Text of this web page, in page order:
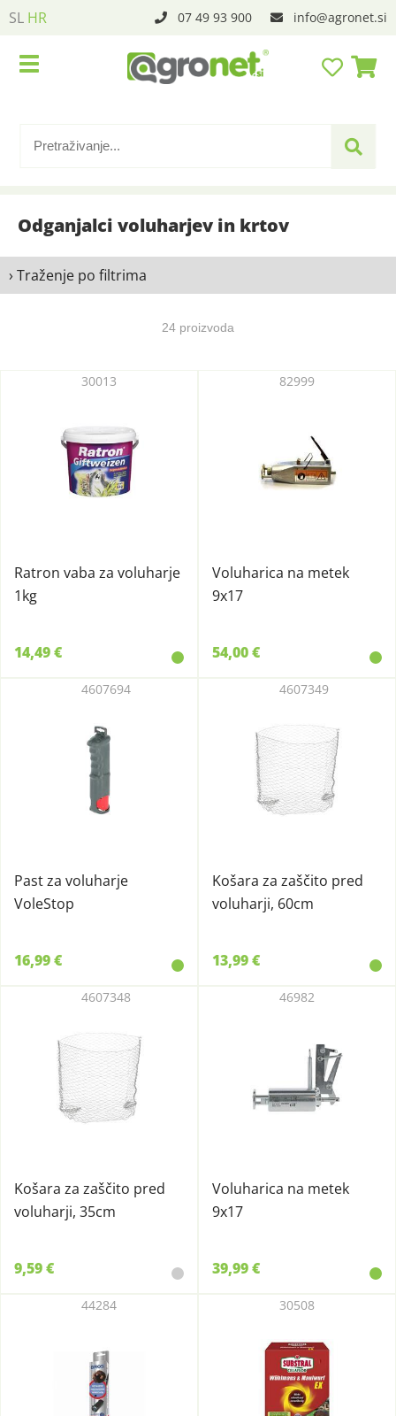
SL HR 07 49 93 900 info agronet.si
Odganjalci voluharjev in krtov
› Traženje po filtrima
24 proizvoda
Ratron vaba za voluharje
1kg
30013
14,49 €
Voluharica na metek
9x17
82999
54,00 €
Past za voluharje
VoleStop
4607694
16,99 €
Košara za zaščito pred
voluharji, 60cm
4607349
13,99 €
Košara za zaščito pred
voluharji, 35cm
4607348
9,59 €
Voluharica na metek
9x17
46982
39,99 €
44284 30508